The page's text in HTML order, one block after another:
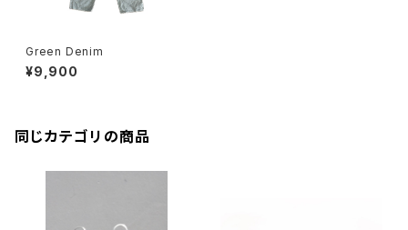
Green Denim
¥9,900
同じカテゴリの商品